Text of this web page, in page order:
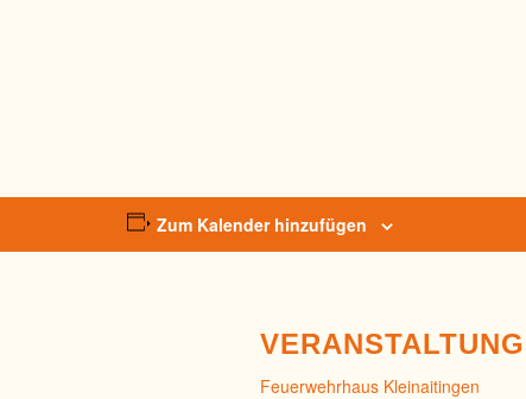
Zum Kalender hinzufügen
Feuerwehrhaus Kleinaitingen